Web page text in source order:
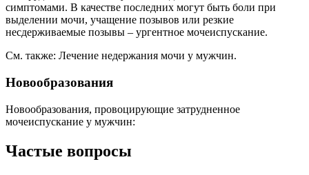
симптомами. В качестве последних могут быть боли при
выделении мочи, учащение позывов или резкие
несдерживаемые позывы – ургентное мочеиспускание.
См. также: Лечение недержания мочи у мужчин.
Новообразования
Новообразования, провоцирующие затрудненное
мочеиспускание у мужчин:
Частые вопросы